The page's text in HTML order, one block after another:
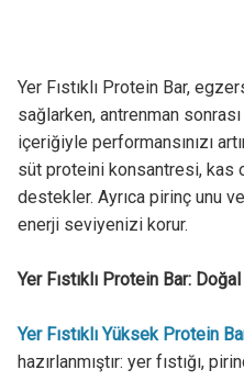
Yer Fıstıklı Protein Bar,
sağlarken, antrenman
içeriğiyle performansınızı
süt proteini konsantresi, kas
destekler. Ayrıca pirinç unu
enerji seviyenizi korur.
Yer Fıstıklı Protein Bar:
Yer Fıstıklı Yüksek Protein
hazırlanmıştır: yer fıstığı,